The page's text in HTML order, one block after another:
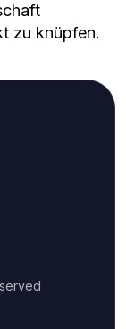
zu knüpfen.